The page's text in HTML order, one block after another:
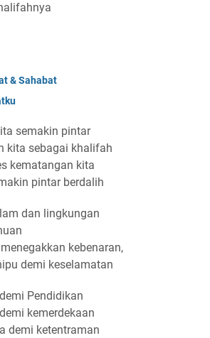
& Sahabat
semakin pintar
kita sebagai khalifah
kematangan kita
pintar berdalih
dan lingkungan
kebenaran,
demi keselamatan
Pendidikan
kemerdekaan
demi ketentraman